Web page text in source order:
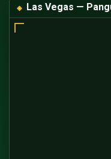
Las Vegas —